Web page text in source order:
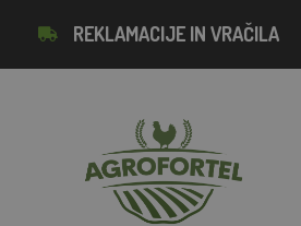
REKLAMACIJE IN VRAČILA